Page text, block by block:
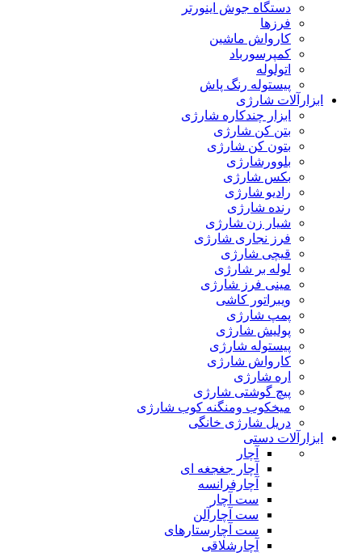
دستگاه جوش اینورتر
فرزها
کارواش ماشین
کمپرسورباد
اتولوله
پیستوله رنگ پاش
ابزارآلات شارژی
ابزار چندکاره شارژی
بتن کن شارژی
بتون کن شارژی
بلوورشارژی
بکس شارژی
رادیو شارژی
رنده شارژی
شیار زن شارژی
فرز نجاری شارژی
قیچی شارژی
لوله بر شارژی
مینی فرز شارژی
ویبراتور کاشی
پمپ شارژی
پولیش شارژی
پیستوله شارژی
کارواش شارژی
اره شارژی
پیچ گوشتی شارژی
میخکوب ومنگنه کوب شارژی
دریل شارژی خانگی
ابزارآلات دستی
آچار
آچار جغجغه ای
آچارفرانسه
ست آچار
ست آچارآلن
ست آچارستارهای
آچارشلاقی